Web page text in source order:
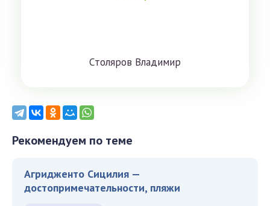
Cтoлярoв Влaдимиp
Рекомендуем по теме
Агридженто Сицилия —
достопримечательности, пляжи